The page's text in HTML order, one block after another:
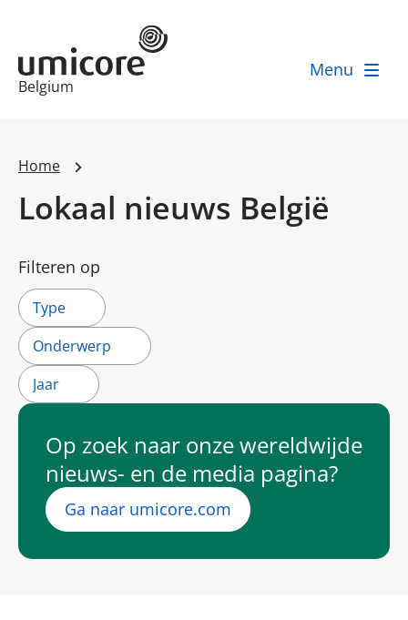
Businessunit:
Belgium
Menu
Home
Lokaal nieuws België
Filteren op
Type
Onderwerp
Jaar
Op zoek naar onze wereldwijde
nieuws- en de media pagina?
Ga naar umicore.com